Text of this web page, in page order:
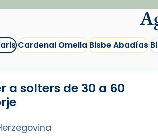
una
Cardenal OmellaBisbe Abadías
a solters de 30 a 60